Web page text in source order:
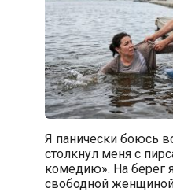
Я панически боюсь
столкнул меня с
комедию». На берег
свободной